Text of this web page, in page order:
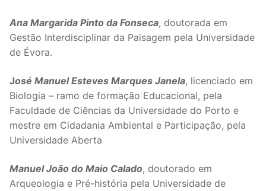
Ana Margarida Pinto da Fonseca, doutorada em
Gestão Interdisciplinar da Paisagem pela Universidade
de Évora.
José Manuel Esteves Marques Janela, licenciado em
Biologia – ramo de formação Educacional, pela
Faculdade de Ciências da Universidade do Porto e
mestre em Cidadania Ambiental e Participação, pela
Universidade Aberta
Manuel João do Maio Calado, doutorado em
Arqueologia e Pré-história pela Universidade de